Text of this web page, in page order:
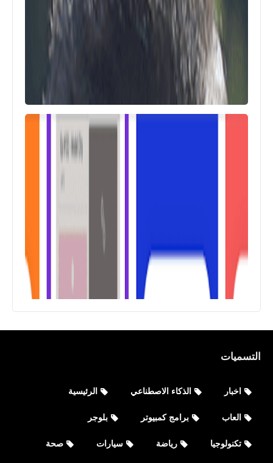
نطبيقات
Short Video للأيفون والأندرويد أحدث
التسميات
اخبار الذكاء الاصطناعي الرئيسية
العاب برامج كمبيوتر بلوجر
تكنولوجيا رياضة سيارات صحة